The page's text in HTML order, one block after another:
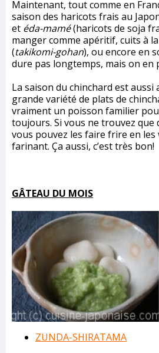
Maintenant, tout comme en
saison des haricots frais au
et éda-mamé(haricots de soja
manger comme apéritif, cuits à
(takikomi-gohan), ou encore en
dure pas longtemps, mais on en
La saison du chinchard est aussi
grande variété de plats de
vraiment un poisson familier
toujours. Si vous ne trouvez que
vous pouvez les faire frire en les
farinant. Ça aussi, c’est très bon!
GÂTEAU DU MOIS
ZUNDA-SHIRATAMA